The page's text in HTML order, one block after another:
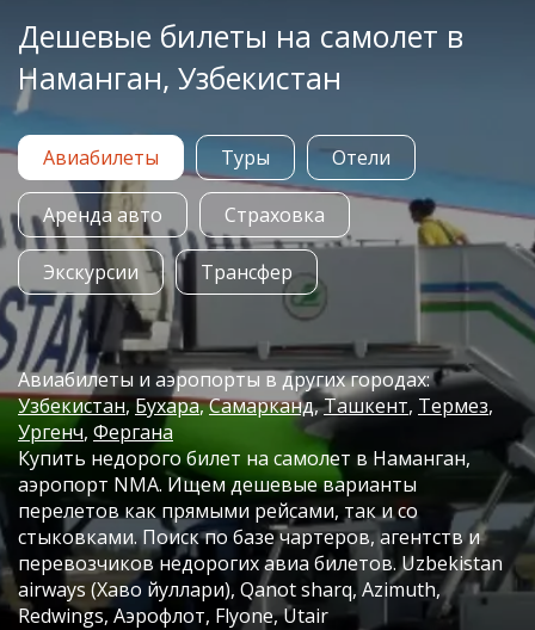
Дешевые билеты на самолет в
Наманган, Узбекистан
Авиабилеты Туры Отели
Аренда авто Страховка
Экскурсии Трансфер
Авиабилеты и аэропорты в других городах:
Узбекистан Бухара Самарканд Ташкент Термез
Ургенч Фергана
Купить недорого билет на самолет в Наманган,
аэропорт NMA. Ищем дешевые варианты
перелетов как прямыми рейсами, так и со
стыковками. Поиск по базе чартеров, агентств и
перевозчиков недорогих авиа билетов. Uzbekistan
airways (Хаво йуллари), Qanot sharq, Azimuth,
Redwings, Аэрофлот, Flyone, Utair